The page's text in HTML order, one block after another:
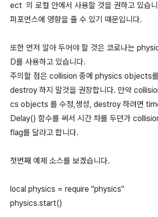
ect 의 로컬 안에서 사용할 것을 권하고 있습
퍼포먼스에 영향을 줄 수 있기 때문입니다.
또한 먼저 알아 두어야 할 것은 코로나는
D를 사용하고 있습니다.
주의할 점은 collision 중에 physics objects
destroy 하지 말것을 권장합니다. 만약
cs objects 를 수정,생성, destroy 하려면
Delay() 함수를 써서 시간 차를 두던가
flag를 달라고 합니다.
첫번째 예제 소스를 보겠습니다.
local physics = require "physics"
physics.start()